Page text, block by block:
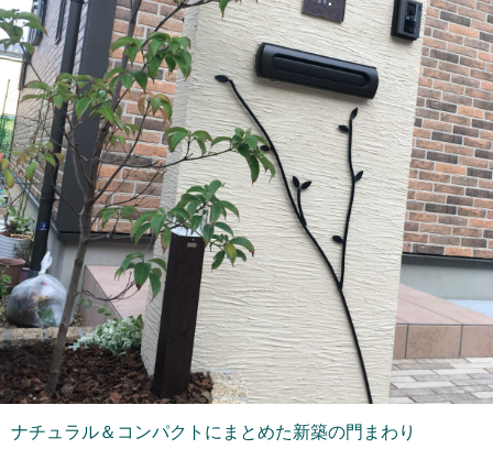
ナチュラル＆コンパクトにまとめた新築の門まわり